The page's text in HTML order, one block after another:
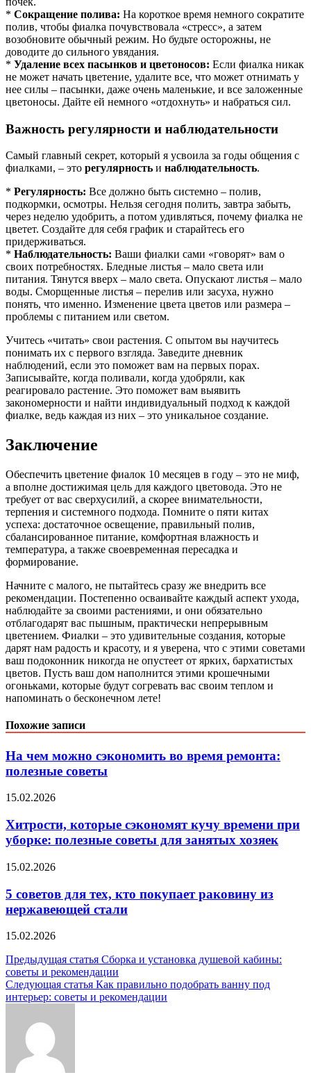
* Сокращение полива: На короткое время немного сократите
полив, чтобы фиалка почувствовала «стресс», а затем
возобновите обычный режим. Но будьте осторожны, не
доводите до сильного увядания.
* Удаление всех пасынков и цветоносов: Если фиалка никак
не может начать цветение, удалите все, что может отнимать у
нее силы – пасынки, даже очень маленькие, и все заложенные
цветоносы. Дайте ей немного «отдохнуть» и набраться сил.
Важность регулярности и наблюдательности
Самый главный секрет, который я усвоила за годы общения с
фиалками, – это регулярность и наблюдательность.
* Регулярность: Все должно быть системно – полив,
подкормки, осмотры. Нельзя сегодня полить, завтра забыть,
через неделю удобрить, а потом удивляться, почему фиалка не
цветет. Создайте для себя график и старайтесь его
придерживаться.
* Наблюдательность: Ваши фиалки сами «говорят» вам о
своих потребностях. Бледные листья – мало света или
питания. Тянутся вверх – мало света. Опускают листья – мало
воды. Сморщенные листья – перелив или засуха, нужно
понять, что именно. Изменение цвета цветов или размера –
проблемы с питанием или светом.
Учитесь «читать» свои растения. С опытом вы научитесь
понимать их с первого взгляда. Заведите дневник
наблюдений, если это поможет вам на первых порах.
Записывайте, когда поливали, когда удобряли, как
реагировало растение. Это поможет вам выявить
закономерности и найти индивидуальный подход к каждой
фиалке, ведь каждая из них – это уникальное создание.
Заключение
Обеспечить цветение фиалок 10 месяцев в году – это не миф,
а вполне достижимая цель для каждого цветовода. Это не
требует от вас сверхусилий, а скорее внимательности,
терпения и системного подхода. Помните о пяти китах
успеха: достаточное освещение, правильный полив,
сбалансированное питание, комфортная влажность и
температура, а также своевременная пересадка и
формирование.
Начните с малого, не пытайтесь сразу же внедрить все
рекомендации. Постепенно осваивайте каждый аспект ухода,
наблюдайте за своими растениями, и они обязательно
отблагодарят вас пышным, практически непрерывным
цветением. Фиалки – это удивительные создания, которые
дарят нам радость и красоту, и я уверена, что с этими советами
ваш подоконник никогда не опустеет от ярких, бархатистых
цветов. Пусть ваш дом наполнится этими крошечными
огоньками, которые будут согревать вас своим теплом и
напоминать о бесконечном лете!
Похожие записи
На чем можно сэкономить во время ремонта:
полезные советы
15.02.2026
Хитрости, которые сэкономят кучу времени при
уборке: полезные советы для занятых хозяек
15.02.2026
5 советов для тех, кто покупает раковину из
нержавеющей стали
15.02.2026
Навигация
по
записям
Предыдущая статья Сборка и установка душевой кабины:
советы и рекомендации
Следующая статья Как правильно подобрать ванну под
интерьер: советы и рекомендации